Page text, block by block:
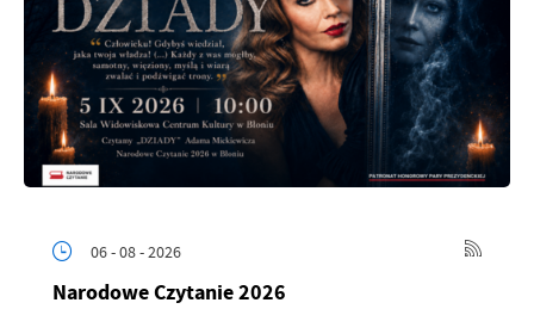
06 - 08 - 2026
Narodowe Czytanie 2026